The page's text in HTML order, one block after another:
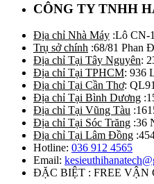
CÔNG TY TNHH
Địa chỉ Nhà Máy :Lô CN-
Trụ sở chính :68/81 Phan
Địa chỉ Tại Tây Nguyên:
Địa chỉ Tại TPHCM: 936
Địa chỉ Tại Cần Thơ:
Địa chỉ Tại Bình Dương
Địa chỉ Tại Vũng Tàu
Địa chỉ Tại Sóc Trăng :36
Địa chỉ Tại Lâm Đồng
Hotline: 036 912 4565
Email:
ĐẶC BIỆT : FREE